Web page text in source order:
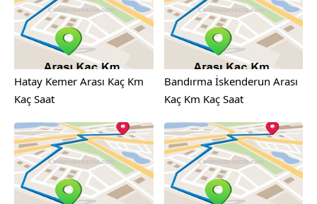
Hatay Kemer Arası Kaç Km
Kaç Saat
Bandırma İskenderun Arası
Kaç Km Kaç Saat